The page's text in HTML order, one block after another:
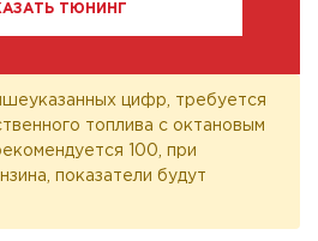
ТЮНИНГ
цифр, требуется
топлива с октановым
100, при
показатели будут